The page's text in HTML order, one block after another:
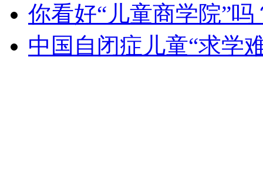
外交部：有关国家言论片面不公正
你看好“儿童商学院”吗
中国自闭症儿童“求学